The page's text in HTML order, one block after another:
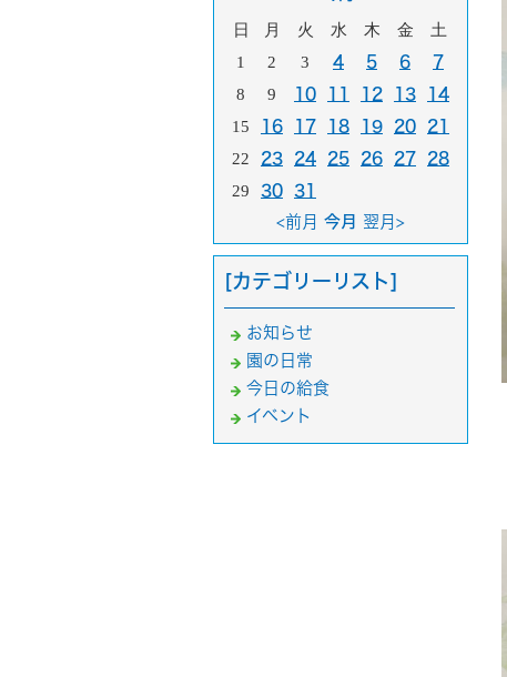
日 月 火 水 木 金
土
1
2 3 4 5 6 7
8 9 10 11 12 13 14
15 16 17 18 19 20 21
22 23 24 25 26 27 28
29 30
31
<前月 今月 翌月>
[カテゴリーリスト]
お知らせ
園の日常
今日の給食
イベント